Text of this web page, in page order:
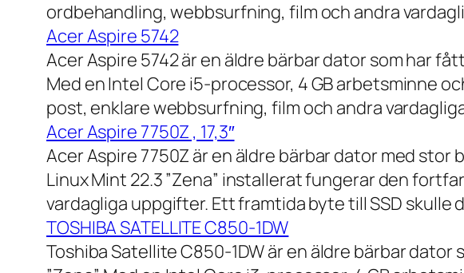
ordbehandling, webbsurfning, film och andra
Acer Aspire 5742
Acer Aspire 5742 är en äldre bärbar dator som har
Med en Intel Core i5-processor, 4 GB arbetsminne
post, enklare webbsurfning, film och andra
Acer Aspire 7750Z , 17,3″
Acer Aspire 7750Z är en äldre bärbar dator med stor
Linux Mint 22.3 ”Zena” installerat fungerar den
vardagliga uppgifter. Ett framtida byte till SSD
TOSHIBA SATELLITE C850-1DW
Toshiba Satellite C850-1DW är en äldre bärbar